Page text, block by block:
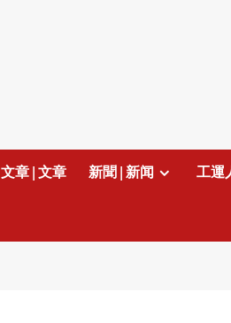
文章 | 文章 新聞 | 新闻 工運